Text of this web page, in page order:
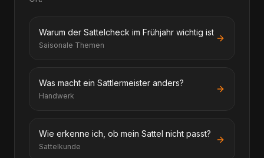
Warum der Sattelcheck im Frühjahr wichtig ist
Saisonale Themen
Was macht ein Sattlermeister anders?
Handwerk
Wie erkenne ich, ob mein Sattel nicht passt?
Sattelkunde